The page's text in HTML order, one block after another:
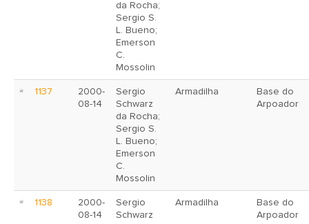
da Rocha;
Sergio S.
L. Bueno;
Emerson
C.
Mossolin
1137
2000-
08-14
Sergio
Schwarz
da Rocha;
Sergio S.
L. Bueno;
Emerson
C.
Mossolin
Armadilha
Base do
Arpoador
1138
2000-
08-14
Sergio
Schwarz
Armadilha
Base do
Arpoador